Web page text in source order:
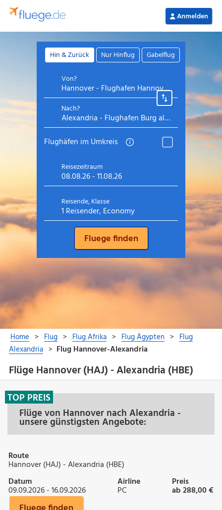
Flüge Hannover (HAJ) - Alexandria (HBE)
Flüge von Hannover nach Alexandria -
unsere günstigsten Angebote:
TOP PREIS
Route
Hannover (HAJ) - Alexandria (HBE)
Datum
09.09.2026 - 16.09.2026
Airline
PC
Preis
ab 288,00 €